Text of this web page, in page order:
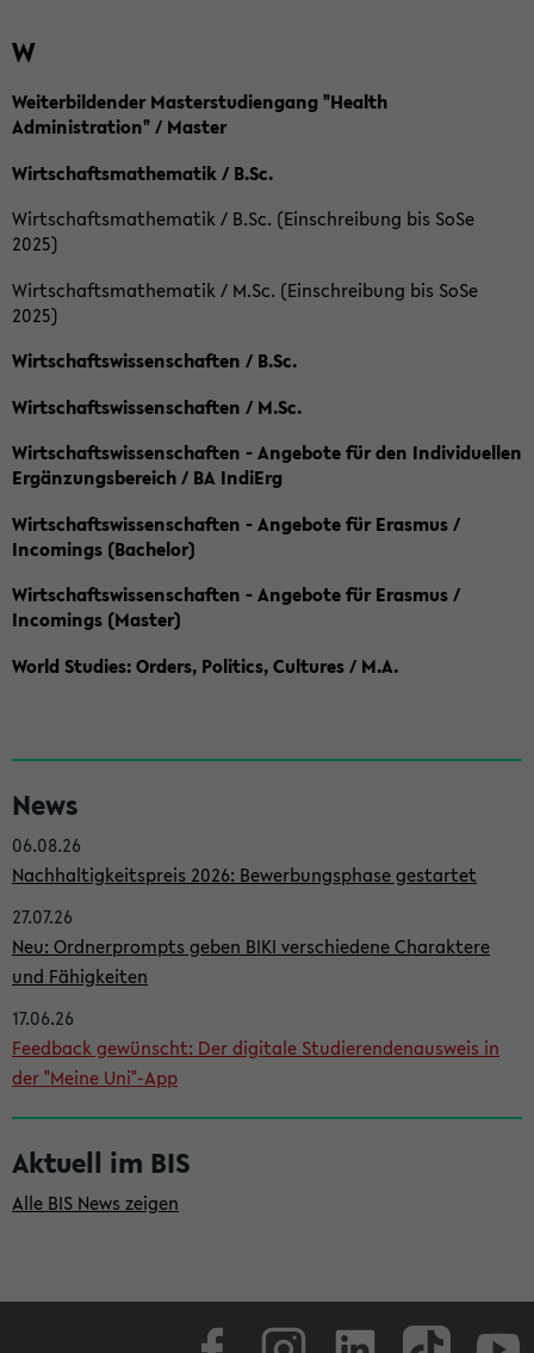
W
Weiterbildender Masterstudiengang "Health
Administration" / Master
Wirtschaftsmathematik / B.Sc.
Wirtschaftsmathematik / B.Sc. (Einschreibung bis SoSe
2025)
Wirtschaftsmathematik / M.Sc. (Einschreibung bis SoSe
2025)
Wirtschaftswissenschaften / B.Sc.
Wirtschaftswissenschaften / M.Sc.
Wirtschaftswissenschaften - Angebote für den Individuellen
Ergänzungsbereich / BA IndiErg
Wirtschaftswissenschaften - Angebote für Erasmus /
Incomings (Bachelor)
Wirtschaftswissenschaften - Angebote für Erasmus /
Incomings (Master)
World Studies: Orders, Politics, Cultures / M.A.
e
i
t
e
n
l
e
i
s
t
e
News
06.08.26
Nachhaltigkeitspreis 2026: Bewerbungsphase gestartet
27.07.26
Neu: Ordnerprompts geben BIKI verschiedene Charaktere
und Fähigkeiten
17.06.26
Feedback gewünscht: Der digitale Studierendenausweis in
der "Meine Uni"-App
Aktuell im BIS
Alle BIS News zeigen